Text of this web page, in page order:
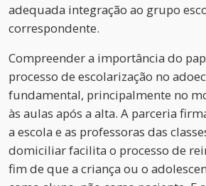
adequada integração ao grupo
correspondente.
Compreender a importância do
processo de escolarização no
fundamental, principalmente no
às aulas após a alta. A parceria
a escola e as professoras das
domiciliar facilita o processo de
fim de que a criança ou o